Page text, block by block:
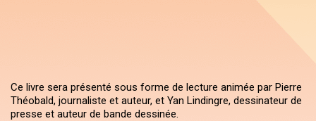
Ce livre sera présenté sous forme de lecture animée par Pierre
Théobald, journaliste et auteur, et Yan Lindingre, dessinateur de
presse et auteur de bande dessinée.